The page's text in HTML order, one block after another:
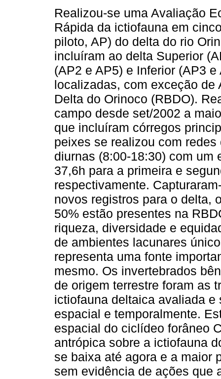
Realizou-se uma Avaliação
Rápida da ictiofauna em
piloto, AP) do delta do rio
incluíram ao delta Superior
(AP2 e AP5) e Inferior (AP3 e
localizadas, com exceção de
Delta do Orinoco (RBDO).
campo desde set/2002 a
que incluíram córregos
peixes se realizou com
diurnas (8:00-18:30) com um
37,6h para a primeira e
respectivamente.
novos registros para o delta,
50% estão presentes na
riqueza, diversidade e
de ambientes lacunares
representa uma fonte
mesmo. Os invertebrados
de origem terrestre foram as
ictiofauna deltaica avaliada
espacial e temporalmente.
espacial do ciclídeo forâneo
antrópica sobre a ictiofauna
se baixa até agora e a maior
sem evidência de ações que